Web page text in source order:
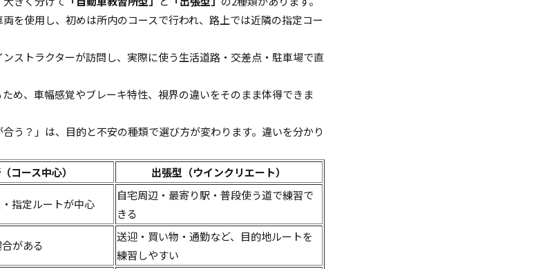
を使用し、初めは所内のコースで行われ、路上では近隣の指定コー
ストラクターが訪問し、実際に使う生活道路・交差点・駐車場で直
め、車幅感覚やブレーキ特性、視界の違いをそのまま体得できま
合う？」は、目的と不安の種類で選び方が変わります。違いを分かり
コース中心） 出張型（ウインクリエート）
指定ルートが中心
自宅周辺・最寄り駅・普段使う道で練習で
きる
がある
送迎・買い物・通勤など、目的地ルートを
練習しやすい